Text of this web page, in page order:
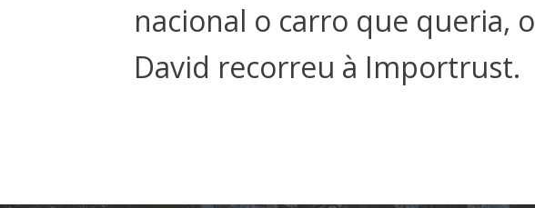
nacional o carro que queria, o
David recorreu à Importrust.